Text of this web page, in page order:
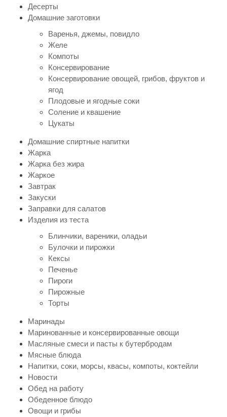
Десерты
Домашние заготовки
Варенья, джемы, повидло
Желе
Компоты
Консервирование
Консервирование овощей, грибов, фруктов и
ягод
Плодовые и ягодные соки
Соление и квашение
Цукаты
Домашние спиртные напитки
Жарка
Жарка без жира
Жаркое
Завтрак
Закуски
Заправки для салатов
Изделия из теста
Блинчики, вареники, оладьи
Булочки и пирожки
Кексы
Печенье
Пироги
Пирожные
Торты
Маринады
Маринованные и консервированные овощи
Масляные смеси и пасты к бутербродам
Мясные блюда
Напитки, соки, морсы, квасы, компоты, коктейли
Новости
Обед на работу
Обеденное блюдо
Овощи и грибы